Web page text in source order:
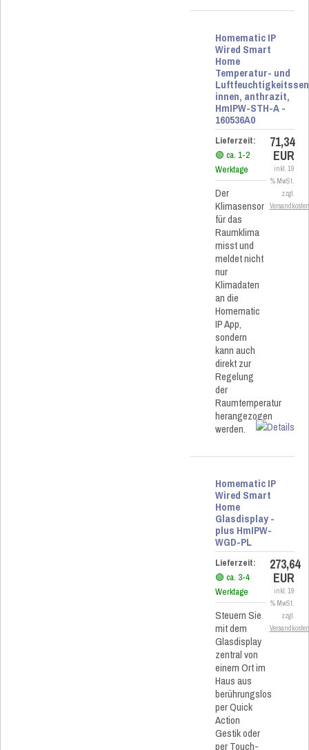
Homematic IP
Wired Smart
Home
Temperatur- und
innen, anthrazit,
HmIPW-STH-A -
160536A0
Lieferzeit:
🟢 ca. 1-2
Werktage
Der
Klimasensor
für das
Raumklima
misst und
meldet nicht
nur
Klimadaten
an die
Homematic
IP App,
sondern
kann auch
direkt zur
Regelung
der
Raumtemperatur
herangezogen
werden.
71,34
EUR
inkl. 19
% MwSt.
zzgl.
Versandkosten
Homematic IP
Wired Smart
Home
Glasdisplay -
plus HmIPW-
WGD-PL
Lieferzeit:
🟢 ca. 3-4
Werktage
Steuern Sie
mit dem
Glasdisplay
zentral von
einem Ort im
Haus aus
berührungslos
per Quick
Action
Gestik oder
per Touch-
273,64
EUR
inkl. 19
% MwSt.
zzgl.
Versandkosten